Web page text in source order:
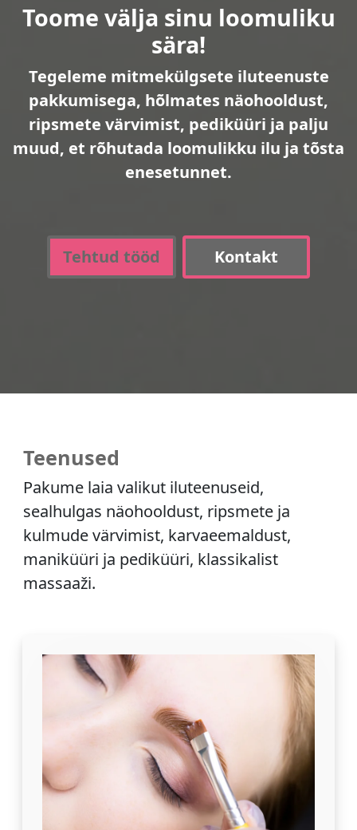
Toome välja sinu loomuliku
sära!
Tegeleme mitmekülgsete iluteenuste
pakkumisega, hõlmates näohooldust,
ripsmete värvimist, pediküüri ja palju
muud, et rõhutada loomulikku ilu ja tõsta
enesetunnet.
Tehtud tööd Kontakt
Teenused
Pakume laia valikut iluteenuseid,
sealhulgas näohooldust, ripsmete ja
kulmude värvimist, karvaeemaldust,
maniküüri ja pediküüri, klassikalist
massaaži.